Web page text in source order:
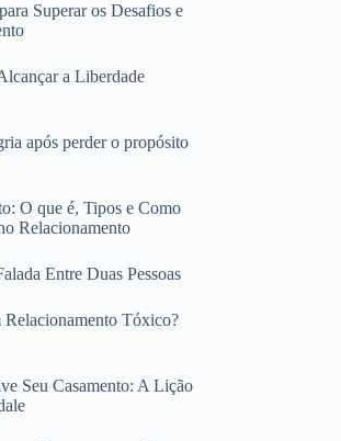
Superar os Desafios e
a Liberdade
após perder o propósito
O que é, Tipos e Como
Relacionamento
Entre Duas Pessoas
Relacionamento Tóxico?
Seu Casamento: A Lição